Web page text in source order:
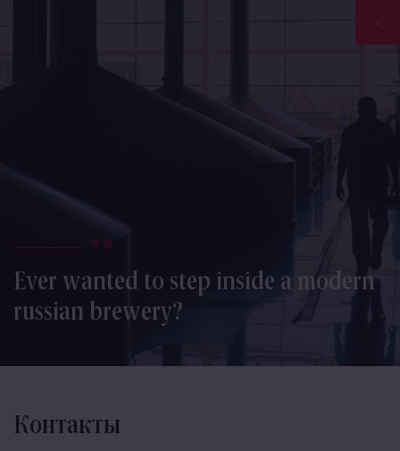
導覽
Ever wanted to step inside a modern
russian brewery?
Контакты